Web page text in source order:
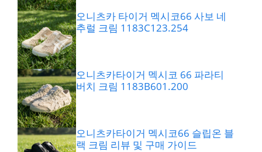
오니츠카 타이거 멕시코66 사보 네
추럴 크림 1183C123.254
오니츠카타이거 멕시코 66 파라티
버치 크림 1183B601.200
오니츠카타이거 멕시코66 슬립온 블
랙 크림 리뷰 및 구매 가이드